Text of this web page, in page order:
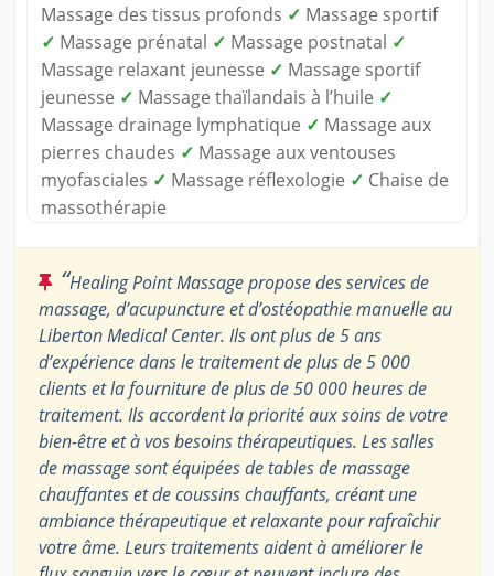
Massage des tissus profonds ✓ Massage sportif
✓ Massage prénatal ✓ Massage postnatal ✓
Massage relaxant jeunesse ✓ Massage sportif
jeunesse ✓ Massage thaïlandais à l’huile ✓
Massage drainage lymphatique ✓ Massage aux
pierres chaudes ✓ Massage aux ventouses
myofasciales ✓ Massage réflexologie ✓ Chaise de
massothérapie
“Healing Point Massage propose des services de
massage, d’acupuncture et d’ostéopathie manuelle au
Liberton Medical Center. Ils ont plus de 5 ans
d’expérience dans le traitement de plus de 5 000
clients et la fourniture de plus de 50 000 heures de
traitement. Ils accordent la priorité aux soins de votre
bien-être et à vos besoins thérapeutiques. Les salles
de massage sont équipées de tables de massage
chauffantes et de coussins chauffants, créant une
ambiance thérapeutique et relaxante pour rafraîchir
votre âme. Leurs traitements aident à améliorer le